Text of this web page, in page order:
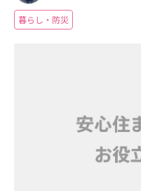
暮らし・防災